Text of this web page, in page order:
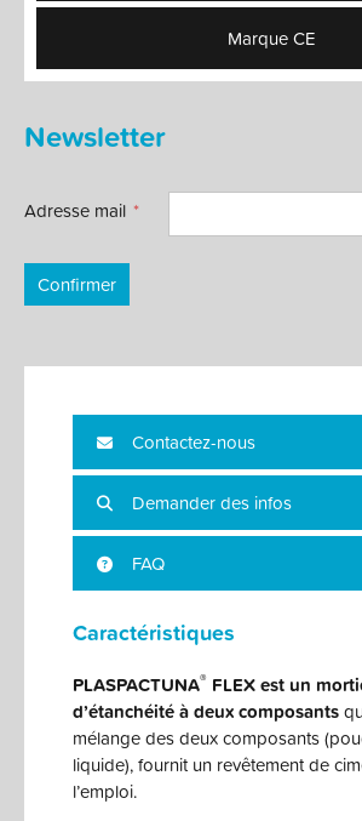
Marque CE
Newsletter
Adresse mail
Confirmer
Caractéristiques
PLASPACTUNA® FLEXest un
d’étanchéité à deux composants
mélange des deux composants
liquide), fournit un revêtement de
l’emploi.
Contactez-nous
Demander des infos
FAQ